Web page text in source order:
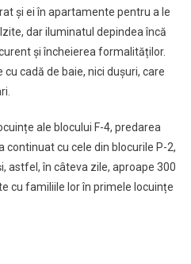
și ei în apartamente pentru a le
dar iluminatul depindea încă
și încheierea formalităților.
cadă de baie, nici dușuri, care
ale blocului F-4, predarea
cu cele din blocurile P-2,
astfel, în câteva zile, aproape 300
cu familiile lor în primele locuințe